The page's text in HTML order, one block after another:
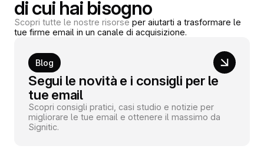
di cui hai bisogno
Scopri tutte le nostre risorse per aiutarti a trasformare le
tue firme email in un canale di acquisizione.
Blog
Segui le novità e i consigli per le
tue email
Scopri consigli pratici, casi studio e notizie per
migliorare le tue email e ottenere il massimo da
Signitic.